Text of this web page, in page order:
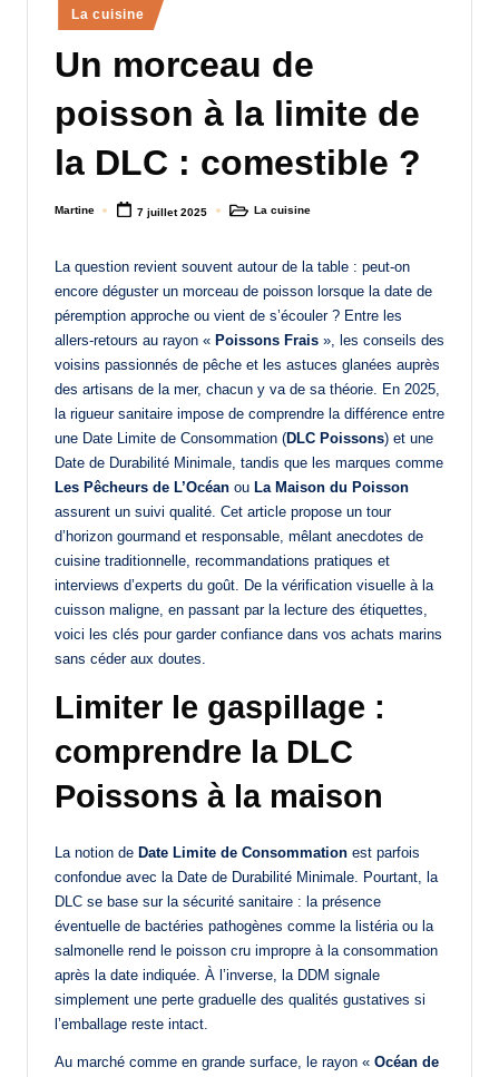
Posted
in
La cuisine
Un morceau de
poisson à la limite de
la DLC : comestible ?
Posted
Martine 7 juillet 2025
PostedLa cuisine
La question revient souvent autour de la table : peut-on
encore déguster un morceau de poisson lorsque la date de
péremption approche ou vient de s’écouler ? Entre les
allers-retours au rayon « Poissons Frais », les conseils des
voisins passionnés de pêche et les astuces glanées auprès
des artisans de la mer, chacun y va de sa théorie. En 2025,
la rigueur sanitaire impose de comprendre la différence entre
une Date Limite de Consommation (DLC Poissons) et une
Date de Durabilité Minimale, tandis que les marques comme
Les Pêcheurs de L’Océan ou La Maison du Poisson
assurent un suivi qualité. Cet article propose un tour
d’horizon gourmand et responsable, mêlant anecdotes de
cuisine traditionnelle, recommandations pratiques et
interviews d’experts du goût. De la vérification visuelle à la
cuisson maligne, en passant par la lecture des étiquettes,
voici les clés pour garder confiance dans vos achats marins
sans céder aux doutes.
Limiter le gaspillage :
comprendre la DLC
Poissons à la maison
La notion de Date Limite de Consommation est parfois
confondue avec la Date de Durabilité Minimale. Pourtant, la
DLC se base sur la sécurité sanitaire : la présence
éventuelle de bactéries pathogènes comme la listéria ou la
salmonelle rend le poisson cru impropre à la consommation
après la date indiquée. À l’inverse, la DDM signale
simplement une perte graduelle des qualités gustatives si
l’emballage reste intact.
Au marché comme en grande surface, le rayon « Océan de